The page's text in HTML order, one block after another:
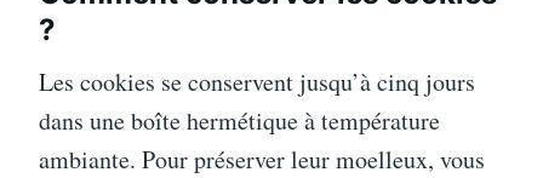
?
Les cookies se conservent jusqu’à cinq jours
dans une boîte hermétique à température
ambiante. Pour préserver leur moelleux, vous